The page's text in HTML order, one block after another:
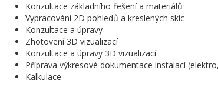
Konzultace základního řešení a materiálů
Vypracování 2D pohledů a kreslených skic
Konzultace a úpravy
Zhotovení 3D vizualizací
Konzultace a úpravy 3D vizualizací
Příprava výkresové dokumentace instalací
Kalkulace